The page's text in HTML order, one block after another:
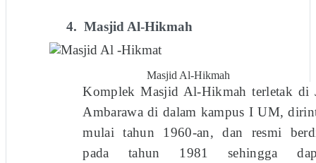
4. Masjid Al-Hikmah
Masjid Al-Hikmah
Komplek Masjid Al-Hikmah terletak di
Ambarawa di dalam kampus I UM,
mulai tahun 1960-an, dan resmi
pada tahun 1981 sehingga